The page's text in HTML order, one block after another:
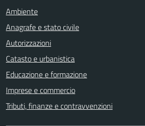
Ambiente
Anagrafe e stato civile
Autorizzazioni
Catasto e urbanistica
Educazione e formazione
Imprese e commercio
Tributi, finanze e contravvenzioni